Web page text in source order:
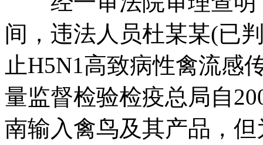
间，违法人员杜某某(已
止H5N1高致病性禽流感
量监督检验检疫总局自
南输入禽鸟及其产品，